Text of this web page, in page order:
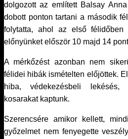
dolgozott az említett Balsay
dobott ponton tartani a második
folytatta, ahol az első félidőben
előnyünket először 10 majd 14
A mérkőzést azonban nem
félidei hibák ismételten előjöttek.
hiba, védekezésbeli
kosarakat kaptunk.
Szerencsére amikor kellett,
győzelmet nem fenyegette